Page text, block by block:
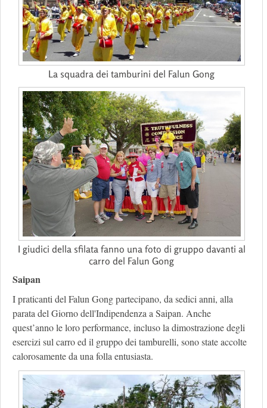
La squadra dei tamburini del Falun Gong
I giudici della sfilata fanno una foto di gruppo davanti al
carro del Falun Gong
Saipan
I praticanti del Falun Gong partecipano, da sedici anni, alla
parata del Giorno dell'Indipendenza a Saipan. Anche
quest’anno le loro performance, incluso la dimostrazione degli
esercizi sul carro ed il gruppo dei tamburelli, sono state accolte
calorosamente da una folla entusiasta.